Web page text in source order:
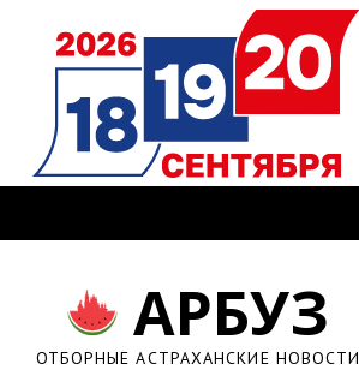
АРБУЗ
ОТБОРНЫЕ АСТРАХАНСКИЕ НОВОСТИ